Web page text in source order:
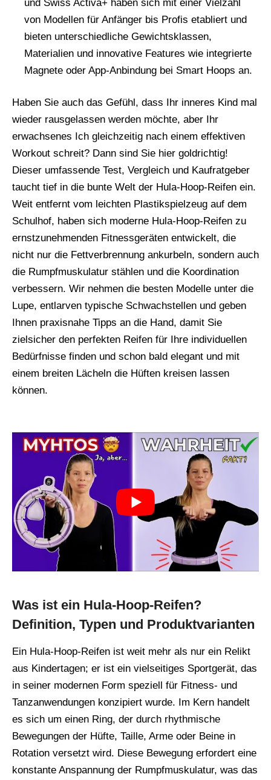
und Swiss Activa+ haben sich mit einer Vielzahl
von Modellen für Anfänger bis Profis etabliert und
bieten unterschiedliche Gewichtsklassen,
Materialien und innovative Features wie integrierte
Magnete oder App-Anbindung bei Smart Hoops an.
Haben Sie auch das Gefühl, dass Ihr inneres Kind mal
wieder rausgelassen werden möchte, aber Ihr
erwachsenes Ich gleichzeitig nach einem effektiven
Workout schreit? Dann sind Sie hier goldrichtig!
Dieser umfassende Test, Vergleich und Kaufratgeber
taucht tief in die bunte Welt der Hula-Hoop-Reifen ein.
Weit entfernt vom leichten Plastikspielzeug auf dem
Schulhof, haben sich moderne Hula-Hoop-Reifen zu
ernstzunehmenden Fitnessgeräten entwickelt, die
nicht nur die Fettverbrennung ankurbeln, sondern auch
die Rumpfmuskulatur stählen und die Koordination
verbessern. Wir nehmen die besten Modelle unter die
Lupe, entlarven typische Schwachstellen und geben
Ihnen praxisnahe Tipps an die Hand, damit Sie
zielsicher den perfekten Reifen für Ihre individuellen
Bedürfnisse finden und schon bald elegant und mit
einem breiten Lächeln die Hüften kreisen lassen
können.
Was ist ein Hula-Hoop-Reifen?
Definition, Typen und Produktvarianten
Ein Hula-Hoop-Reifen ist weit mehr als nur ein Relikt
aus Kindertagen; er ist ein vielseitiges Sportgerät, das
in seiner modernen Form speziell für Fitness- und
Tanzanwendungen konzipiert wurde. Im Kern handelt
es sich um einen Ring, der durch rhythmische
Bewegungen der Hüfte, Taille, Arme oder Beine in
Rotation versetzt wird. Diese Bewegung erfordert eine
konstante Anspannung der Rumpfmuskulatur, was das